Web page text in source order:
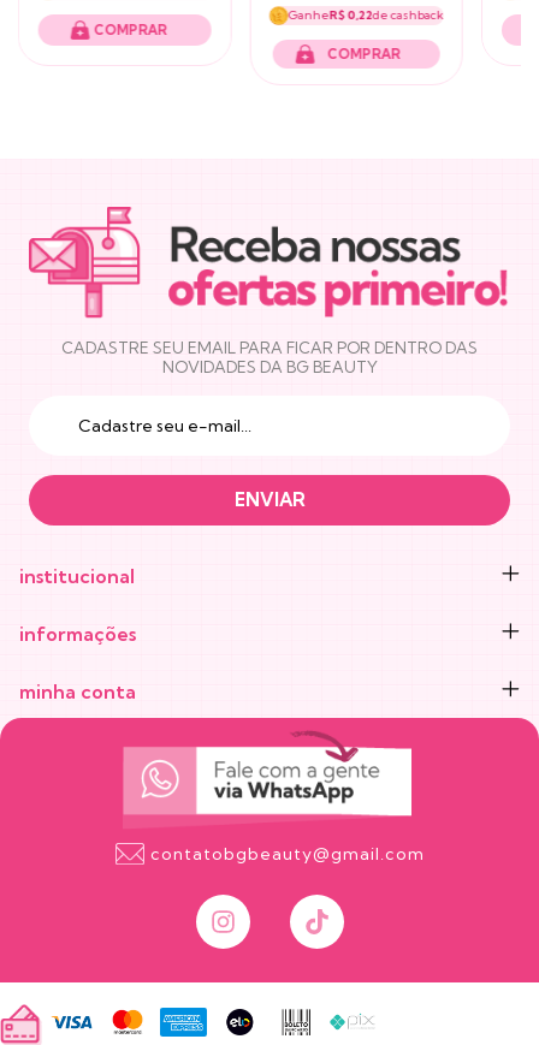
COMPRAR
GanheR$ 0,22de cashback
NEWSLETTER
CADASTRE SEU EMAIL PARA FICAR POR DENTRO DAS
NOVIDADES DA BG BEAUTY
institucional
informações
minha conta
contatobgbeauty@gmail.com